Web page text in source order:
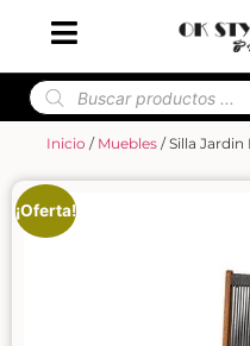
Inicio / Muebles/ Silla Jardin
¡Oferta!